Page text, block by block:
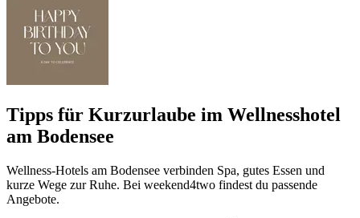
Tipps für Kurzurlaube im Wellnesshotel
am Bodensee
Wellness-Hotels am Bodensee verbinden Spa, gutes Essen und
kurze Wege zur Ruhe. Bei weekend4two findest du passende
Angebote.